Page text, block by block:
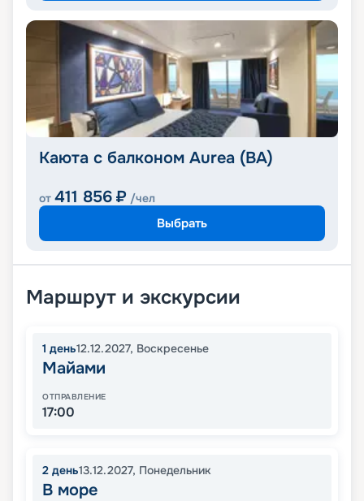
Каюта с балконом Aurea (BA)
от 411 856 ₽ /чел
Выбрать
Маршрут и экскурсии
1 день12.12.2027, Воскресенье
Майами
ОТПРАВЛЕНИЕ
17:00
2 день13.12.2027, Понедельник
В море